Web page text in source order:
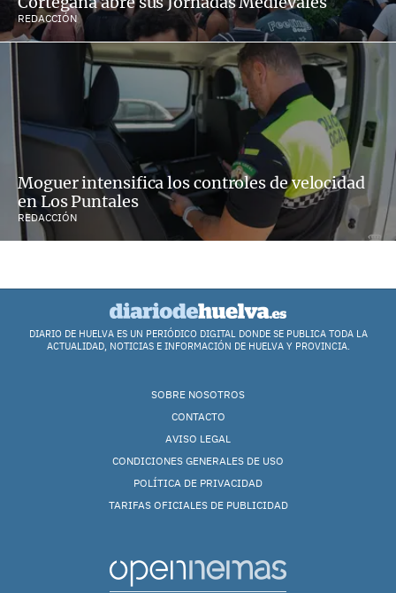
REDACCIÓN
Moguer intensifica los controles de velocidad
en Los Puntales
REDACCIÓN
DIARIO DE HUELVA ES UN PERIÓDICO DIGITAL DONDE SE PUBLICA TODA LA
ACTUALIDAD, NOTICIAS E INFORMACIÓN DE HUELVA Y PROVINCIA.
SOBRE NOSOTROS
CONTACTO
AVISO LEGAL
CONDICIONES GENERALES DE USO
POLÍTICA DE PRIVACIDAD
TARIFAS OFICIALES DE PUBLICIDAD